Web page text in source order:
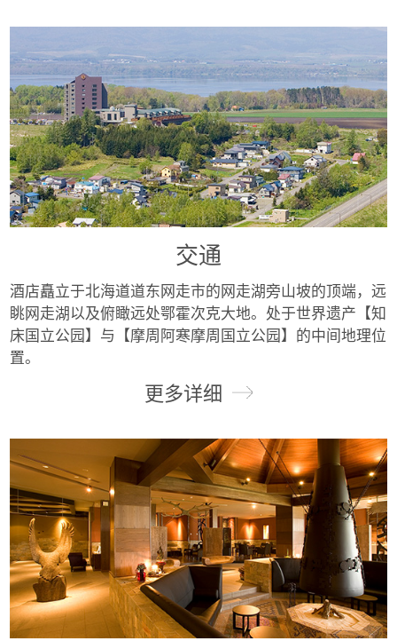
交通
酒店矗立于北海道道东网走市的网走湖旁山坡的顶端，远
眺网走湖以及俯瞰远处鄂霍次克大地。处于世界遗产【知
床国立公园】与【摩周阿寒摩周国立公园】的中间地理位
置。
更多详细